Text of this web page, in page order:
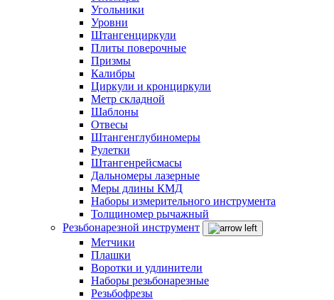
Угольники
Уровни
Штангенциркули
Плиты поверочные
Призмы
Калибры
Циркули и кронциркули
Метр складной
Шаблоны
Отвесы
Штангенглубиномеры
Рулетки
Штангенрейсмасы
Дальномеры лазерные
Меры длины КМД
Наборы измерительного инструмента
Толщиномер рычажный
Резьбонарезной инструмент
Метчики
Плашки
Воротки и удлинители
Наборы резьбонарезные
Резьбофрезы